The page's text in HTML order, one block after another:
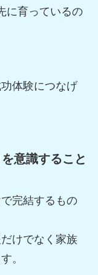
に育っているの
体験につなげ
意識すること
完結するもの
けでなく家族
。